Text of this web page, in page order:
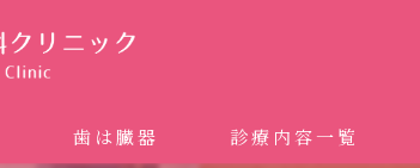
歯は臓器 診療内容一覧